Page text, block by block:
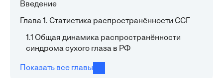
Введение
Глава 1. Статистика распространённости ССГ
1.1 Общая динамика распространённости
синдрома сухого глаза в РФ
Показать все главы